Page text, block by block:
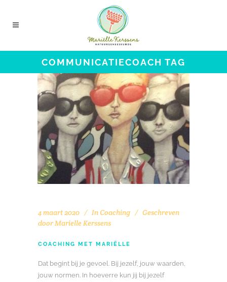
COMMUNICATIECOACH TAG
4 maart 2020 InCoaching
Geschreven
doorMarielle Kerssens
COACHING MET MARIËLLE
Dat begint bij je gevoel. Bij jezelf, jouw waarden,
jouw normen. In hoeverre kun jij bij jezelf